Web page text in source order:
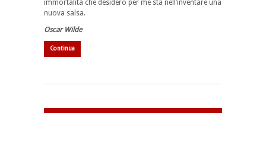
immortalità che desidero per me sta nell’inventare una
nuova salsa.
Oscar Wilde
Continua